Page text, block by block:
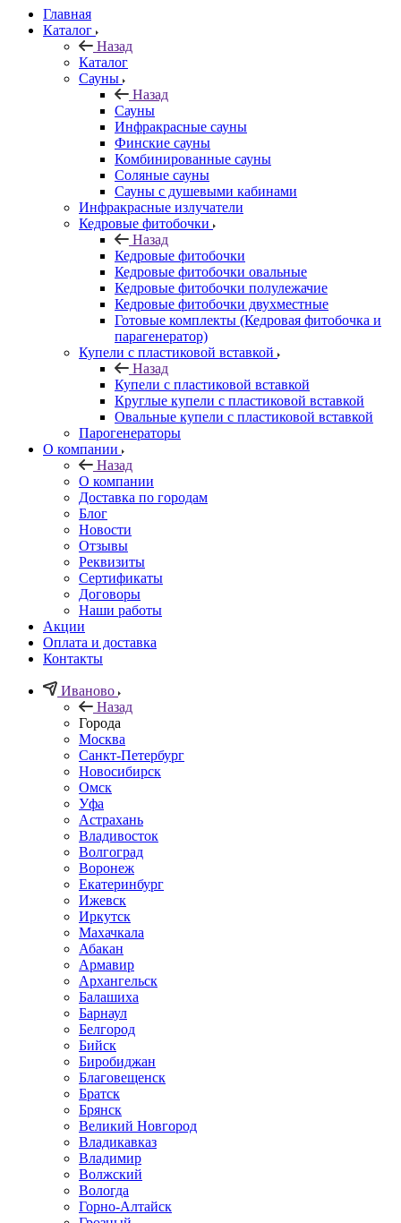
Главная
Каталог
Назад
Каталог
Сауны
Назад
Сауны
Инфракрасные сауны
Финские сауны
Комбинированные сауны
Соляные сауны
Сауны с душевыми кабинами
Инфракрасные излучатели
Кедровые фитобочки
Назад
Кедровые фитобочки
Кедровые фитобочки овальные
Кедровые фитобочки полулежачие
Кедровые фитобочки двухместные
Готовые комплекты (Кедровая фитобочка и
парагенератор)
Купели с пластиковой вставкой
Назад
Купели с пластиковой вставкой
Круглые купели с пластиковой вставкой
Овальные купели с пластиковой вставкой
Парогенераторы
О компании
Назад
О компании
Доставка по городам
Блог
Новости
Отзывы
Реквизиты
Сертификаты
Договоры
Наши работы
Акции
Оплата и доставка
Контакты
Иваново
Назад
Города
Москва
Санкт-Петербург
Новосибирск
Омск
Уфа
Астрахань
Владивосток
Волгоград
Воронеж
Екатеринбург
Ижевск
Иркутск
Махачкала
Абакан
Армавир
Архангельск
Балашиха
Барнаул
Белгород
Бийск
Биробиджан
Благовещенск
Братск
Брянск
Великий Новгород
Владикавказ
Владимир
Волжский
Вологда
Горно-Алтайск